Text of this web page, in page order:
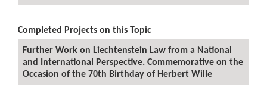
Completed Projects on this Topic
Further Work on Liechtenstein Law from a National
and International Perspective. Commemorative on the
Occasion of the 70th Birthday of Herbert Wille